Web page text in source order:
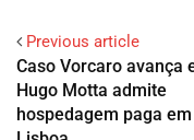
Previous article
Caso Vorcaro avança
Hugo Motta admite
hospedagem paga em